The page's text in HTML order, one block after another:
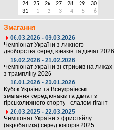
24
25 26 27 28 29
30
31
1 2 3 4 5 6
Змагання
06.03.2026 - 09.03.2026
Чемпіонат України з лижного
двоборства серед юнаків та дівчат 2026
19.02.2026 - 21.02.2026
Чемпіонат України зі стрибків на лижах
з трампліну 2026
18.01.2026 - 20.01.2026
Кубок України та Всеукраїнські
змагання серед юнаків та дівчат з
гірськолижного спорту - слалом-гігант
20.03.2025 - 22.03.2025
Чемпіонат України з фристайлу
(акробатика) серед юніорів 2025